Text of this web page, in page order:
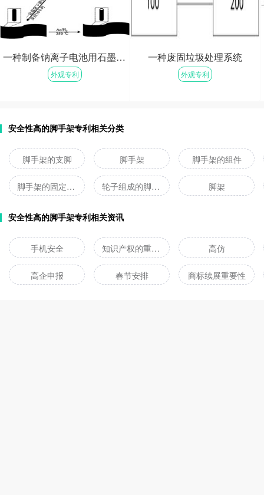
一种制备钠离子电池用石墨烯负载锑纳米管负极材料的方法及其应用
外观专利
一种废固垃圾处理系统
外观专利
安全性高的脚手架专利相关分类
脚手架的支脚 脚手架 脚手架的组件
脚手架的固定设施 轮子组成的脚手架 脚架
安全性高的脚手架专利相关资讯
手机安全 知识产权的重要性 高仿
高企申报 春节安排 商标续展重要性